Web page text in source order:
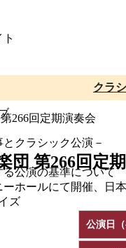
クラシック公演－
公演の基準について
ズ
クラ
団 第266回定
ーホールにて開催、
公演日（